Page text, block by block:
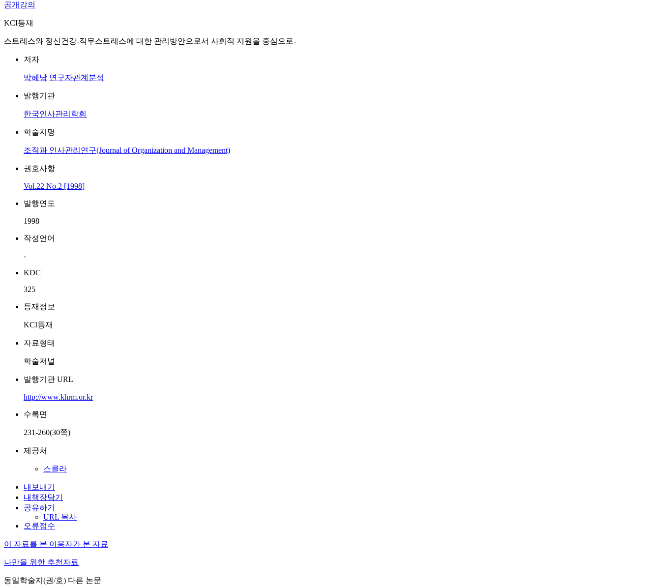
공개강의
KCI등재
스트레스와 정신건강-직무스트레스에 대한 관리방안으로서 사회적 지원을 중심으로-
저자
박혜남 연구자관계분석
발행기관
한국인사관리학회
학술지명
조직과 인사관리연구(Journal of Organization and Management)
권호사항
Vol.22 No.2 [1998]
발행연도
1998
작성언어
-
KDC
325
등재정보
KCI등재
자료형태
학술저널
발행기관 URL
http://www.khrm.or.kr
수록면
231-260(30쪽)
제공처
스콜라
내보내기
내책장담기
공유하기
URL 복사
오류접수
이 자료를 본 이용자가 본 자료
나만을 위한 추천자료
동일학술지(권/호) 다른 논문